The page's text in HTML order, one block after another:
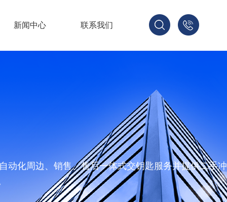
新闻中心 联系我们
动化周边、销售、售后一体式交钥匙服务并提供二手